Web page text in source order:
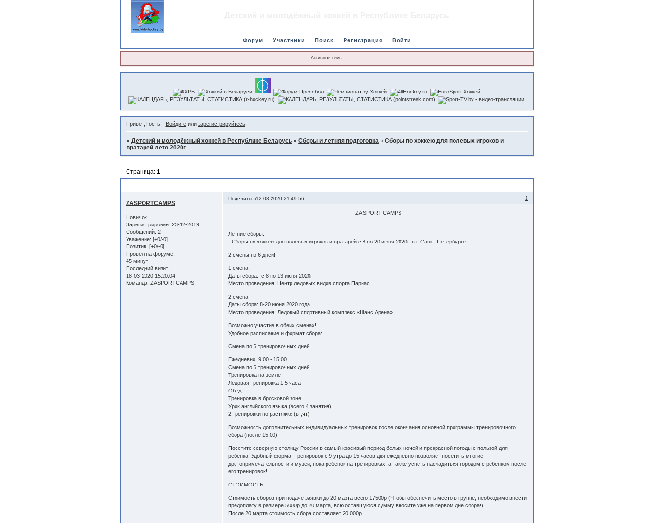
Форум Участники Поиск Регистрация Войти
Активные темы
Привет, Гость! Войдитеили зарегистрируйтесь.
»Детский и молодёжный хоккей в Республике Беларусь »Сборы и летняя подготовка »Сборы по хоккею для полевых игроков и
вратарей лето 2020г
Страница:1
Поделиться 1
12-03-2020 21:49:56
ZASPORTCAMPS
Новичок
Зарегистрирован: 23-12-2019
Сообщений: 2
Уважение: [+0/-0]
Позитив: [+0/-0]
Провел на форуме:
45 минут
Последний визит:
18-03-2020 15:20:04
Команда: ZASPORTCAMPS
ZA SPORT CAMPS
Летние сборы:
- Сборы по хоккею для полевых игроков и вратарей с 8 по 20 июня 2020г. в г. Санкт-Петербурге
2 смены по 6 дней!
1 смена
Даты сбора: с 8 по 13 июня 2020г
Место проведения: Центр ледовых видов спорта Парнас
2 смена
Даты сбора: 8-20 июня 2020 года
Место проведения: Ледовый спортивный комплекс «Шанс Арена»
Возможно участие в обеих сменах!
Удобное расписание и формат сбора:
Смена по 6 тренировочных дней
Ежедневно 9:00 - 15:00
Смена по 6 тренировочных дней
Тренировка на земле
Ледовая тренировка 1,5 часа
Обед
Тренировка в бросковой зоне
Урок английского языка (всего 4 занятия)
2 тренировки по растяжке (вт,чт)
Возможность дополнительных индивидуальных тренировок после окончания основной программы тренировочного
сбора (после 15:00)
Посетите северную столицу России в самый красивый период белых ночей и прекрасной погоды с пользой для
ребенка! Удобный формат тренировок с 9 утра до 15 часов дня ежедневно позволяет посетить многие
достопримечательности и музеи, пока ребенок на тренировках, а также успеть насладиться городом с ребенком после
его тренировок!
СТОИМОСТЬ
Стоимость сборов при подаче заявки до 20 марта всего 17500р (Чтобы обеспечить место в группе, необходимо внести
предоплату в размере 5000р до 20 марта, всю оставшуюся сумму вносите уже на первом дне сбора!)
После 20 марта стоимость сбора составляет 20 000р.